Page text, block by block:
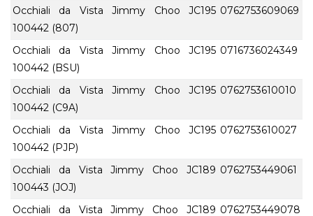
Occhiali da Vista Jimmy Choo JC195
100442 (807)
0762753609069
Occhiali da Vista Jimmy Choo JC195
100442 (BSU)
0716736024349
Occhiali da Vista Jimmy Choo JC195
100442 (C9A)
0762753610010
Occhiali da Vista Jimmy Choo JC195
100442 (PJP)
0762753610027
Occhiali da Vista Jimmy Choo JC189
100443 (JOJ)
0762753449061
Occhiali da Vista Jimmy Choo JC189 0762753449078